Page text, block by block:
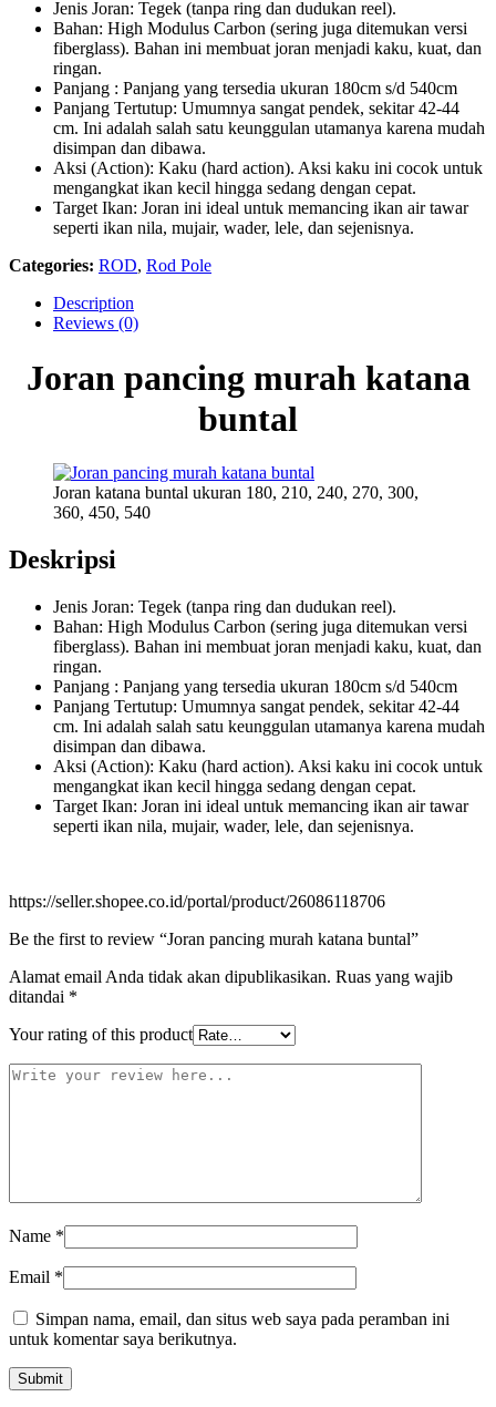
Jenis Joran: Tegek (tanpa ring dan dudukan reel).
Bahan: High Modulus Carbon (sering juga ditemukan versi
fiberglass). Bahan ini membuat joran menjadi kaku, kuat, dan
ringan.
Panjang : Panjang yang tersedia ukuran 180cm s/d 540cm
Panjang Tertutup: Umumnya sangat pendek, sekitar 42-44
cm. Ini adalah salah satu keunggulan utamanya karena mudah
disimpan dan dibawa.
Aksi (Action): Kaku (hard action). Aksi kaku ini cocok untuk
mengangkat ikan kecil hingga sedang dengan cepat.
Target Ikan: Joran ini ideal untuk memancing ikan air tawar
seperti ikan nila, mujair, wader, lele, dan sejenisnya.
Categories: ROD, Rod Pole
Description
Reviews (0)
Joran pancing murah katana
buntal
Joran katana buntal ukuran 180, 210, 240, 270, 300,
360, 450, 540
Deskripsi
Jenis Joran: Tegek (tanpa ring dan dudukan reel).
Bahan: High Modulus Carbon (sering juga ditemukan versi
fiberglass). Bahan ini membuat joran menjadi kaku, kuat, dan
ringan.
Panjang : Panjang yang tersedia ukuran 180cm s/d 540cm
Panjang Tertutup: Umumnya sangat pendek, sekitar 42-44
cm. Ini adalah salah satu keunggulan utamanya karena mudah
disimpan dan dibawa.
Aksi (Action): Kaku (hard action). Aksi kaku ini cocok untuk
mengangkat ikan kecil hingga sedang dengan cepat.
Target Ikan: Joran ini ideal untuk memancing ikan air tawar
seperti ikan nila, mujair, wader, lele, dan sejenisnya.
https://seller.shopee.co.id/portal/product/26086118706
Be the first to review “Joran pancing murah katana buntal”
Alamat email Anda tidak akan dipublikasikan. Ruas yang wajib
ditandai *
Your rating of this product
Name *
Email *
Simpan nama, email, dan situs web saya pada peramban ini
untuk komentar saya berikutnya.